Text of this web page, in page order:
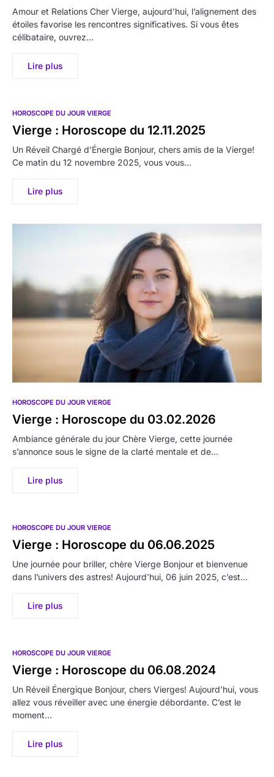
Amour et Relations Cher Vierge, aujourd’hui, l’alignement des
étoiles favorise les rencontres significatives. Si vous êtes
célibataire, ouvrez…
Lire plus
HOROSCOPE DU JOUR VIERGE
Vierge : Horoscope du 12.11.2025
Un Réveil Chargé d’Énergie Bonjour, chers amis de la Vierge!
Ce matin du 12 novembre 2025, vous vous…
Lire plus
HOROSCOPE DU JOUR VIERGE
Vierge : Horoscope du 03.02.2026
Ambiance générale du jour Chère Vierge, cette journée
s’annonce sous le signe de la clarté mentale et de…
Lire plus
HOROSCOPE DU JOUR VIERGE
Vierge : Horoscope du 06.06.2025
Une journée pour briller, chère Vierge Bonjour et bienvenue
dans l’univers des astres! Aujourd’hui, 06 juin 2025, c’est…
Lire plus
HOROSCOPE DU JOUR VIERGE
Vierge : Horoscope du 06.08.2024
Un Réveil Énergique Bonjour, chers Vierges! Aujourd’hui, vous
allez vous réveiller avec une énergie débordante. C’est le
moment…
Lire plus